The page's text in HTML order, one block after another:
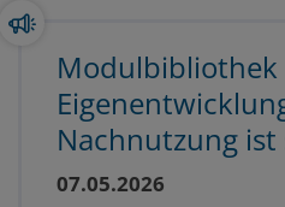
Modulbibliothek
Nachnutzung
07.05.2026